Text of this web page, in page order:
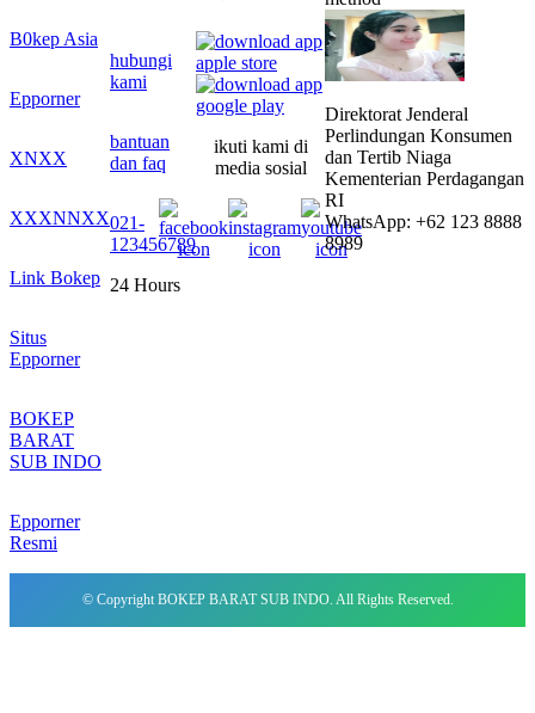
B0kep Asia
Epporner
XNXX
XXXNNXX
Link Bokep
Situs
Epporner
BOKEP
BARAT
SUB INDO
Epporner
Resmi
hubungi
kami
bantuan
dan faq
021-
123456789
24 Hours
ikuti kami di
media sosial
Direktorat Jenderal
Perlindungan Konsumen
dan Tertib Niaga
Kementerian Perdagangan
RI
WhatsApp: +62 123 8888
8989
© Copyright BOKEP BARAT SUB INDO. All Rights Reserved.